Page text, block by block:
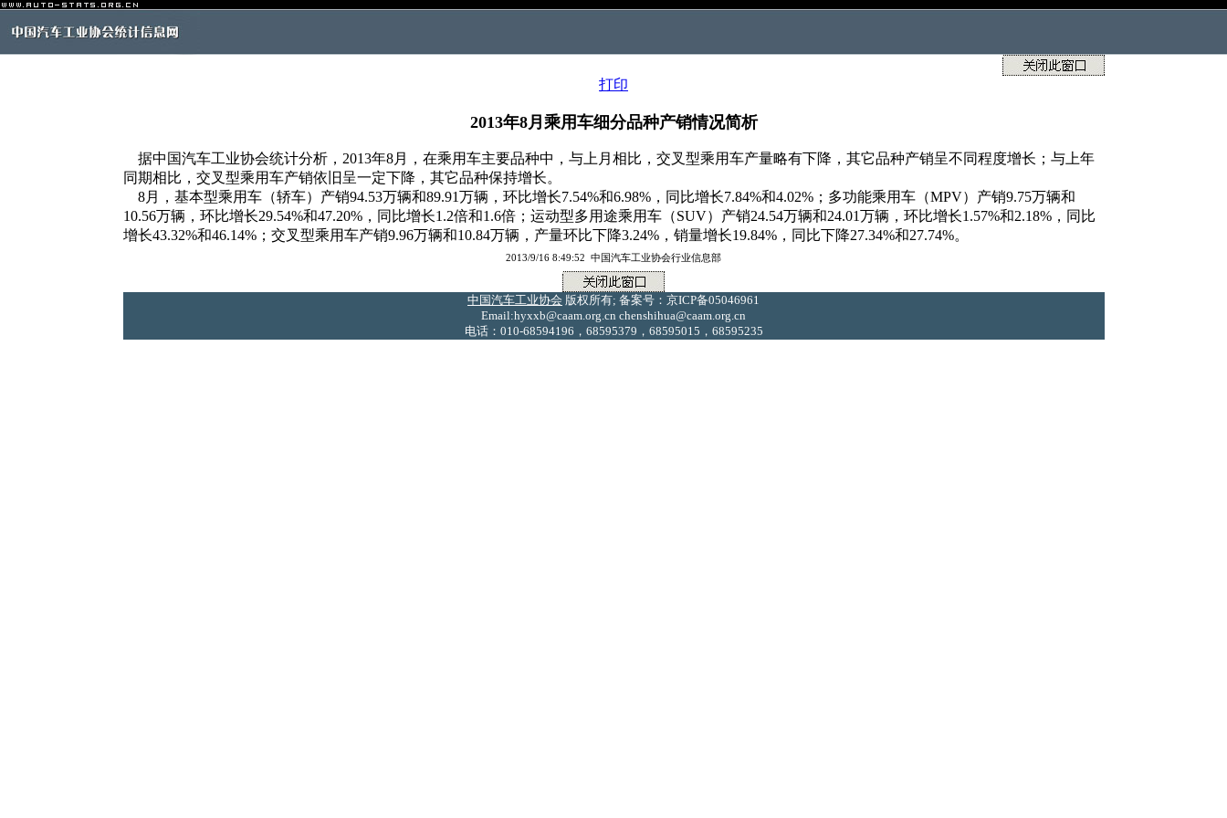
打印
2013年8月乘用车细分品种产销情况简析
据中国汽车工业协会统计分析，2013年8月，在乘用车主要品种中，与上月相比，交叉型乘用车产量略有下降，其它品种产销呈不同程度增长；与上年
同期相比，交叉型乘用车产销依旧呈一定下降，其它品种保持增长。
8月，基本型乘用车（轿车）产销94.53万辆和89.91万辆，环比增长7.54%和6.98%，同比增长7.84%和4.02%；多功能乘用车（MPV）产销9.75万辆和
10.56万辆，环比增长29.54%和47.20%，同比增长1.2倍和1.6倍；运动型多用途乘用车（SUV）产销24.54万辆和24.01万辆，环比增长1.57%和2.18%，同比
增长43.32%和46.14%；交叉型乘用车产销9.96万辆和10.84万辆，产量环比下降3.24%，销量增长19.84%，同比下降27.34%和27.74%。
2013/9/16 8:49:52 中国汽车工业协会行业信息部
中国汽车工业协会 版权所有; 备案号：京ICP备05046961
Email:hyxxb@caam.org.cn chenshihua@caam.org.cn
电话：010-68594196，68595379，68595015，68595235